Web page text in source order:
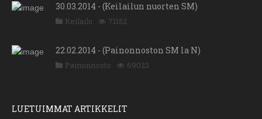
30.03.2014 - (Keilailun nuorten SM)
Keilailu 71152
22.02.2014 - (Painonnoston SM la N)
Painonnosto 69023
LUETUIMMAT ARTIKKELIT